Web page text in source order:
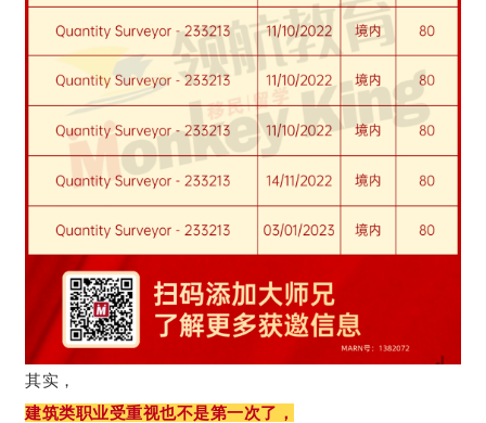
其实，
建筑类职业受重视也不是第一次了，